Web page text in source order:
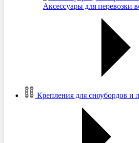
Аксессуары для перевозки
Крепления для сноубордов и